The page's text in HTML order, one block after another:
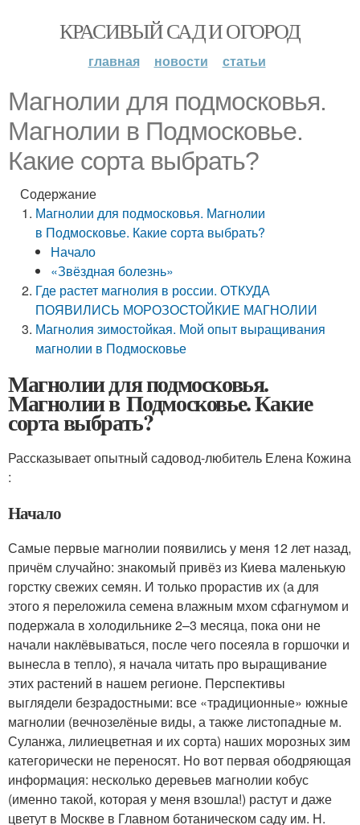
КРАСИВЫЙ САД И ОГОРОД
главная новости статьи
Магнолии для подмосковья.
Магнолии в Подмосковье.
Какие сорта выбрать?
Содержание
Магнолии для подмосковья. Магнолии
в Подмосковье. Какие сорта выбрать?
Начало
«Звёздная болезнь»
Где растет магнолия в россии. ОТКУДА
ПОЯВИЛИСЬ МОРОЗОСТОЙКИЕ МАГНОЛИИ
Магнолия зимостойкая. Мой опыт выращивания
магнолии в Подмосковье
Магнолии для подмосковья.
Магнолии в Подмосковье. Какие
сорта выбрать?
Рассказывает опытный садовод-любитель Елена Кожина
:
Начало
Самые первые магнолии появились у меня 12 лет назад,
причём случайно: знакомый привёз из Киева маленькую
горстку свежих семян. И только прорастив их (а для
этого я переложила семена влажным мхом сфагнумом и
подержала в холодильнике 2–3 месяца, пока они не
начали наклёвываться, после чего посеяла в горшочки и
вынесла в тепло), я начала читать про выращивание
этих растений в нашем регионе. Перспективы
выглядели безрадостными: все «традиционные» южные
магнолии (вечнозелёные виды, а также листопадные м.
Суланжа, лилиецветная и их сорта) наших морозных зим
категорически не переносят. Но вот первая ободряющая
информация: несколько деревьев магнолии кобус
(именно такой, которая у меня взошла!) растут и даже
цветут в Москве в Главном ботаническом саду им. Н.